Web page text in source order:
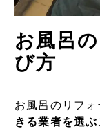
お風呂
び方
お風呂のリフォ
きる業者を選ぶ